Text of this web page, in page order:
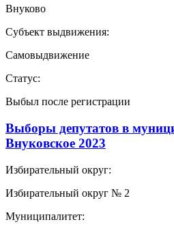
Внуково
Субъект выдвижения:
Самовыдвижение
Статус:
Выбыл после регистрации
Выборы депутатов в
Внуковское 2023
Избирательный округ:
Избирательный округ № 2
Муниципалитет: